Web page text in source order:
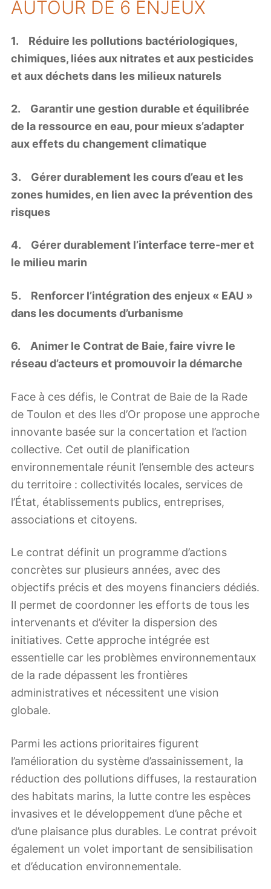
AUTOUR DE 6 ENJEUX
1. Réduire les pollutions bactériologiques,
chimiques, liées aux nitrates et aux pesticides
et aux déchets dans les milieux naturels
2. Garantir une gestion durable et équilibrée
de la ressource en eau, pour mieux s’adapter
aux effets du changement climatique
3. Gérer durablement les cours d’eau et les
zones humides, en lien avec la prévention des
risques
4. Gérer durablement l’interface terre-mer et
le milieu marin
5. Renforcer l’intégration des enjeux « EAU »
dans les documents d’urbanisme
6. Animer le Contrat de Baie, faire vivre le
réseau d’acteurs et promouvoir la démarche
Face à ces défis, le Contrat de Baie de la Rade
de Toulon et des Iles d’Or propose une approche
innovante basée sur la concertation et l’action
collective. Cet outil de planification
environnementale réunit l’ensemble des acteurs
du territoire : collectivités locales, services de
l’État, établissements publics, entreprises,
associations et citoyens.
Le contrat définit un programme d’actions
concrètes sur plusieurs années, avec des
objectifs précis et des moyens financiers dédiés.
Il permet de coordonner les efforts de tous les
intervenants et d’éviter la dispersion des
initiatives. Cette approche intégrée est
essentielle car les problèmes environnementaux
de la rade dépassent les frontières
administratives et nécessitent une vision
globale.
Parmi les actions prioritaires figurent
l’amélioration du système d’assainissement, la
réduction des pollutions diffuses, la restauration
des habitats marins, la lutte contre les espèces
invasives et le développement d’une pêche et
d’une plaisance plus durables. Le contrat prévoit
également un volet important de sensibilisation
et d’éducation environnementale.